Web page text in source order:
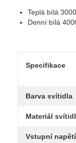
Teplá bílá
Denní bílá
Specifikace
Barva svítidla
Materiál
Vstupní napětí